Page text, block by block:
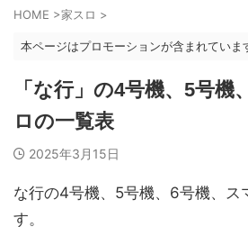
HOME >家スロ >
本ページはプロモーションが含まれていま
「な行」の4号機、5号機
ロの一覧表
2025年3月15日
な行の4号機、5号機、6号機、ス
す。